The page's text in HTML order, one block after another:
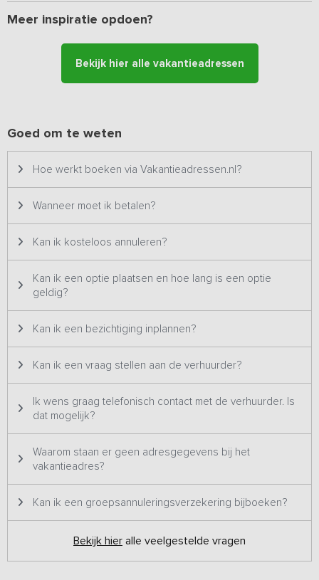
platform. Het betreft hetzelfde vakantieadres met dezelfde
foto's & prijzen en wordt dus ook altijd aan één groep tegelijk
Meer inspiratie opdoen?
Bekijk hier alle vakantieadressen
Goed om te weten
Hoe werkt boeken via Vakantieadressen.nl?
Wanneer moet ik betalen?
Kan ik kosteloos annuleren?
Kan ik een optie plaatsen en hoe lang is een optie
geldig?
Kan ik een bezichtiging inplannen?
Kan ik een vraag stellen aan de verhuurder?
Ik wens graag telefonisch contact met de verhuurder. Is
dat mogelijk?
Waarom staan er geen adresgegevens bij het
vakantieadres?
Kan ik een groepsannuleringsverzekering bijboeken?
Bekijk hier alle veelgestelde vragen